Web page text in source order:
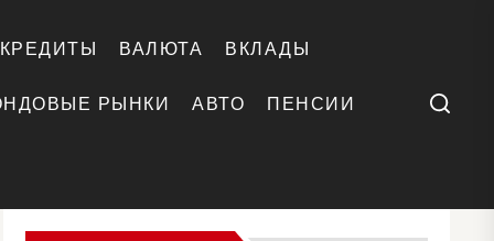
КРЕДИТЫ ВАЛЮТА ВКЛАДЫ
РЫНКИ АВТО ПЕНСИИ Поиск